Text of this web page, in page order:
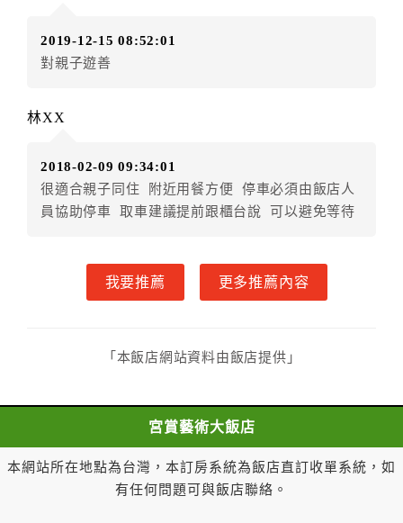
者，得請求乙方退還已付定金百分之百。
二、甲方解約通知於預定住宿日前第十日至第十三日到
者，得請求乙方退還已付定金百分之五十。
者，得請求乙方退還已付定金百分之四十。
五、甲方解約通知於預定住宿日前第二日至第三日到達
者，得請求乙方退還已付定金百分之三十。
七、甲方解約通知於預定住宿日當日到達或未為解約通
知者，乙方得不退還甲方已付全部定金。
一、甲方解約通知於預定住宿日當日前到達者，得請求
制，如不得與其他優惠方案合併使用等。
約通知者，乙方得不退還預收約定房價總金額。
第八條（契約變更）
2019-12-15 08:52:01
對親子遊善
林XX
2018-02-09 09:34:01
很適合親子同住 附近用餐方便 停車必須由飯店人
員協助停車 取車建議提前跟櫃台說 可以避免等待
我要推薦 更多推薦內容
「本飯店網站資料由飯店提供」
宮賞藝術大飯店
本網站所在地點為台灣，本訂房系統為飯店直訂收單系統，如
有任何問題可與飯店聯絡。